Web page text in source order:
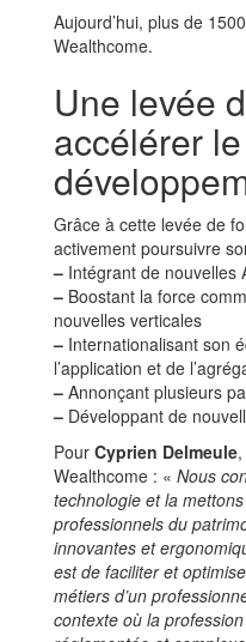
Aujourd’hui, plus de
Wealthcome.
Une levée
accélérer le
Grâce à cette levée de
activement poursuivre
– Intégrant de nouvelles
– Boostant la force
nouvelles verticales
– Internationalisant son
l’application et de
– Annonçant plusieurs
– Développant de
Pour Cyprien Delmeule
Wealthcome : « Nous
technologie et la
professionnels du
innovantes et
est de faciliter et
métiers d’un
contexte où la